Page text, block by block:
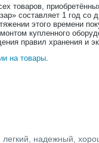
товаров,
составляет 1 год со
этого времени
купленного
правил хранения и
на товары.
легкий, надежный,